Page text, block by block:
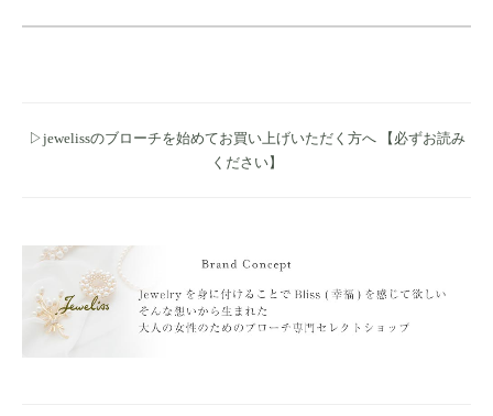
▷jewelissのブローチを始めてお買い上げいただく方へ 【必ずお読み
ください】